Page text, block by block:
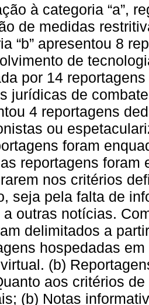
à categoria “a”,
de medidas
“b” apresentou 8
de
por 14
jurídicas de
4 reportagens
ou
foram
reportagens
nos critérios
seja pela falta de
a outras notícias.
delimitados a
hospedadas
(b)
aos critérios
(b) Notas